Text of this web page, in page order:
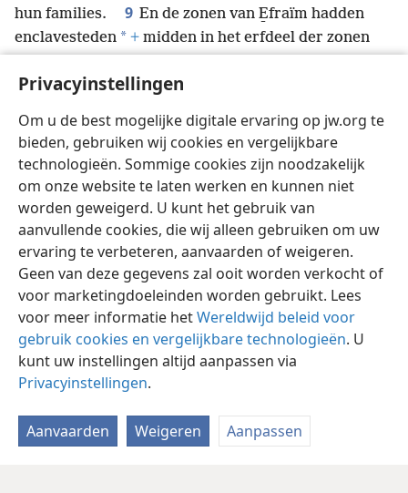
Privacyinstellingen
Om u de best mogelijke digitale ervaring op jw.org te
bieden, gebruiken wij cookies en vergelijkbare
technologieën. Sommige cookies zijn noodzakelijk
om onze website te laten werken en kunnen niet
worden geweigerd. U kunt het gebruik van
aanvullende cookies, die wij alleen gebruiken om uw
ervaring te verbeteren, aanvaarden of weigeren.
Geen van deze gegevens zal ooit worden verkocht of
voor marketingdoeleinden worden gebruikt. Lees
voor meer informatie hetWereldwijd beleid voor
gebruik cookies en vergelijkbare technologieën. U
kunt uw instellingen altijd aanpassen via
Privacyinstellingen.
Aanvaarden Weigeren Aanpassen
hun families.
9 En de zonen van E̱fraïm hadden
enclavesteden * + midden in het erfdeel der zonen
10 En de Kanaänieten die in Ge̱zer
op deze dag in het midden van E̱fraïm
+en werden
aan slaafse dwangarbeid onderworpen.+
Nederlands Delen Instellingen
Copyright © 2026 Watch Tower Bible and Tract Society of Pennsylvania
Gebruiksvoorwaarden Privacybeleid
Privacyinstellingen
JW.ORG
Inloggen